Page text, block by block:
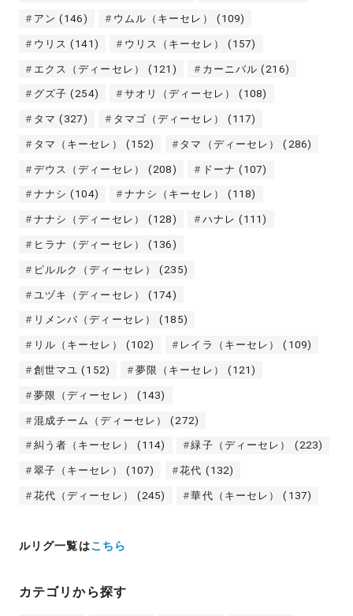
アン (146) ウムル（キーセレ） (109)
ウリス (141) ウリス（キーセレ） (157)
エクス（ディーセレ） (121) カーニバル (216)
グズ子 (254) サオリ（ディーセレ） (108)
タマ (327) タマゴ（ディーセレ） (117)
タマ（キーセレ） (152) タマ（ディーセレ） (286)
デウス（ディーセレ） (208) ドーナ (107)
ナナシ (104) ナナシ（キーセレ） (118)
ナナシ（ディーセレ） (128) ハナレ (111)
ヒラナ（ディーセレ） (136)
ピルルク（ディーセレ） (235)
ユヅキ（ディーセレ） (174)
リメンバ（ディーセレ） (185)
リル（キーセレ） (102) レイラ（キーセレ） (109)
創世マユ (152) 夢限（キーセレ） (121)
夢限（ディーセレ） (143)
混成チーム（ディーセレ） (272)
糾う者（キーセレ） (114) 緑子（ディーセレ） (223)
翠子（キーセレ） (107) 花代 (132)
花代（ディーセレ） (245) 華代（キーセレ） (137)
ルリグ一覧はこちら
カテゴリから探す